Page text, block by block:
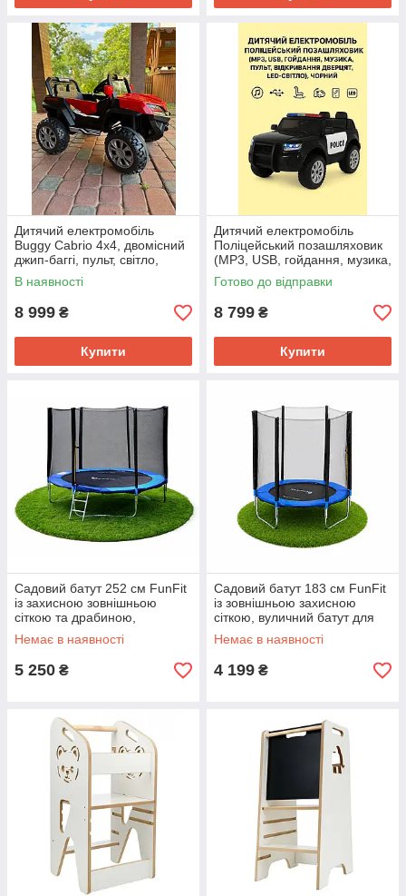
Дитячий електромобіль
Buggy Cabrio 4x4, двомісний
джип-баггі, пульт, світло,
музика, червоний
В наявності
8 999 ₴
Купити
Дитячий електромобіль
Поліцейський позашляховик
(MP3, USB, гойдання, музика,
пульт, відкривання дверцят,
LED-світло), Чорний
Готово до відправки
8 799 ₴
Купити
Садовий батут 252 см FunFit
із захисною зовнішньою
сіткою та драбиною,
вуличний батут для дітей
(Польща)
Немає в наявності
5 250 ₴
Садовий батут 183 см FunFit
із зовнішньою захисною
сіткою, вуличний батут для
дітей (Польща)
Немає в наявності
4 199 ₴